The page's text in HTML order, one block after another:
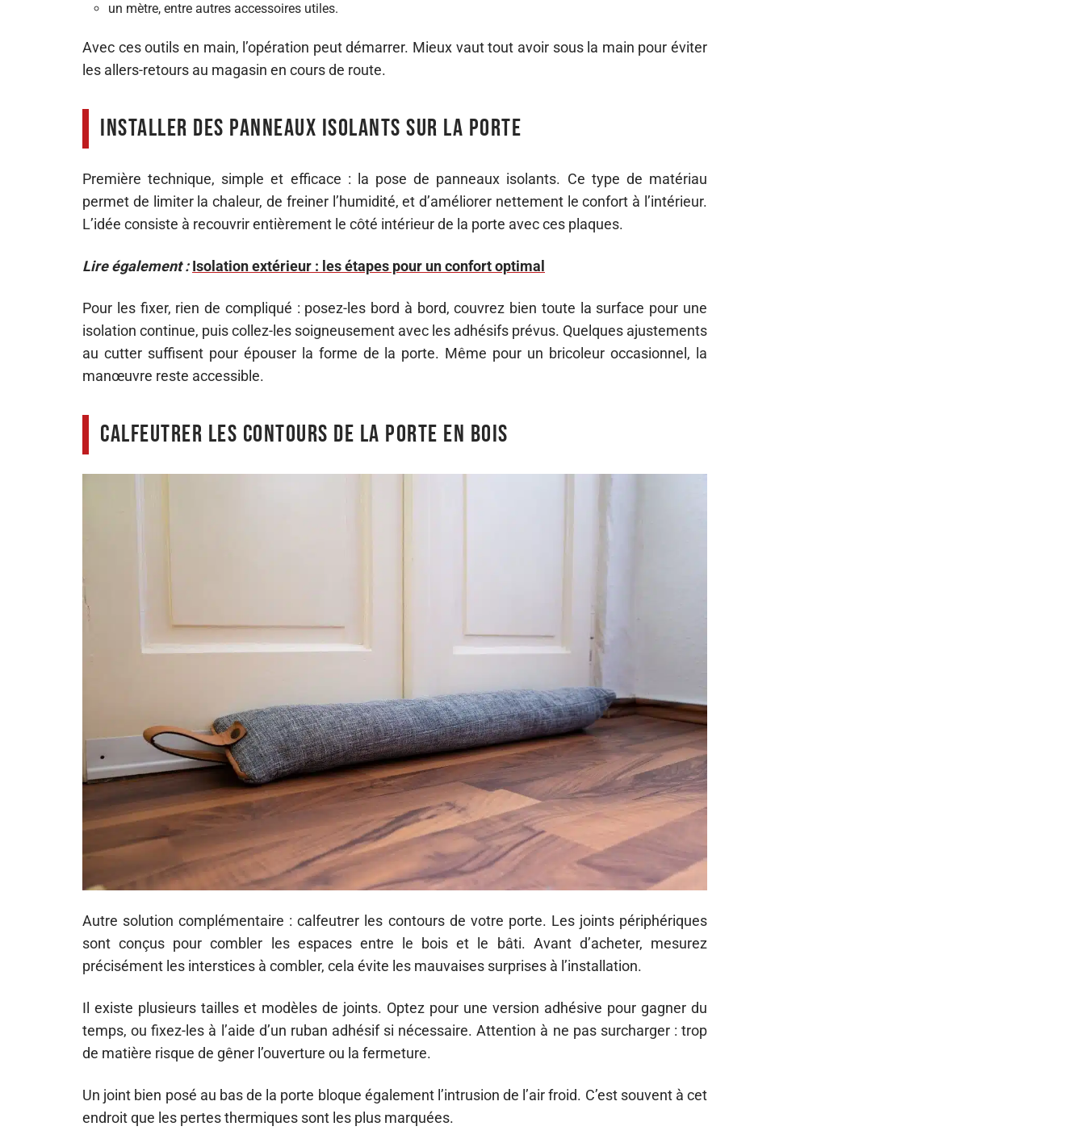
un mètre, entre autres accessoires utiles.
Avec ces outils en main, l’opération peut démarrer. Mieux vaut tout avoir sous la main pour éviter
les allers-retours au magasin en cours de route.
Installer des panneaux isolants sur la porte
Première technique, simple et efficace : la pose de panneaux isolants. Ce type de matériau
permet de limiter la chaleur, de freiner l’humidité, et d’améliorer nettement le confort à l’intérieur.
L’idée consiste à recouvrir entièrement le côté intérieur de la porte avec ces plaques.
Lire également : Isolation extérieur : les étapes pour un confort optimal
Pour les fixer, rien de compliqué : posez-les bord à bord, couvrez bien toute la surface pour une
isolation continue, puis collez-les soigneusement avec les adhésifs prévus. Quelques ajustements
au cutter suffisent pour épouser la forme de la porte. Même pour un bricoleur occasionnel, la
manœuvre reste accessible.
Calfeutrer les contours de la porte en bois
Autre solution complémentaire : calfeutrer les contours de votre porte. Les joints périphériques
sont conçus pour combler les espaces entre le bois et le bâti. Avant d’acheter, mesurez
précisément les interstices à combler, cela évite les mauvaises surprises à l’installation.
Il existe plusieurs tailles et modèles de joints. Optez pour une version adhésive pour gagner du
temps, ou fixez-les à l’aide d’un ruban adhésif si nécessaire. Attention à ne pas surcharger : trop
de matière risque de gêner l’ouverture ou la fermeture.
Un joint bien posé au bas de la porte bloque également l’intrusion de l’air froid. C’est souvent à cet
endroit que les pertes thermiques sont les plus marquées.